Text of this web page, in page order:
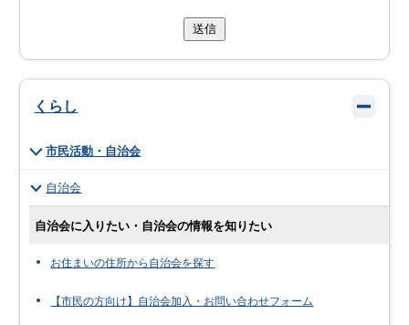
送信
くらし
市民活動・自治会
自治会
自治会に入りたい・自治会の情報を知りたい
お住まいの住所から自治会を探す
【市民の方向け】自治会加入・お問い合わせフォーム